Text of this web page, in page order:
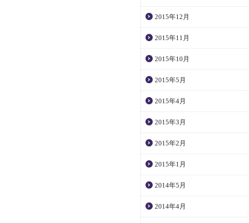
2015年12月
2015年11月
2015年10月
2015年5月
2015年4月
2015年3月
2015年2月
2015年1月
2014年5月
2014年4月